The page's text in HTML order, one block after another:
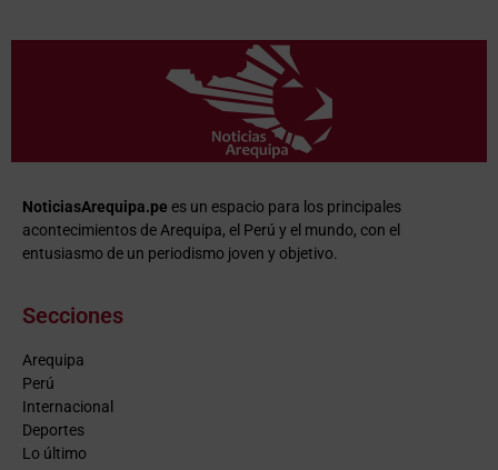
NoticiasArequipa.pe es un espacio para los principales
acontecimientos de Arequipa, el Perú y el mundo, con el
entusiasmo de un periodismo joven y objetivo.
Secciones
Arequipa
Perú
Internacional
Deportes
Lo último